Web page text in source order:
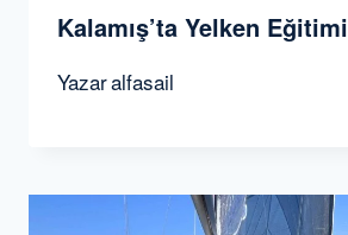
Kalamış’ta Yelken Eğitimi
Yazaralfasail